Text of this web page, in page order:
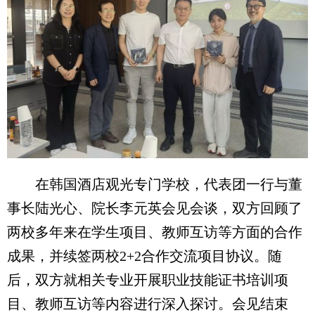
在韩国酒店观光专门学校，代表团一行与董
事长陆光心、院长李元英会见会谈，双方回顾了
两校多年来在学生项目、教师互访等方面的合作
成果，并续签两校2+2合作交流项目协议。随
后，双方就相关专业开展职业技能证书培训项
目、教师互访等内容进行深入探讨。会见结束